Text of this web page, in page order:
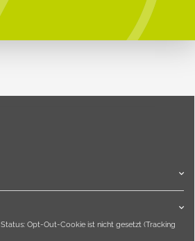
Status: Opt-Out-Cookie ist nicht gesetzt (Tracking